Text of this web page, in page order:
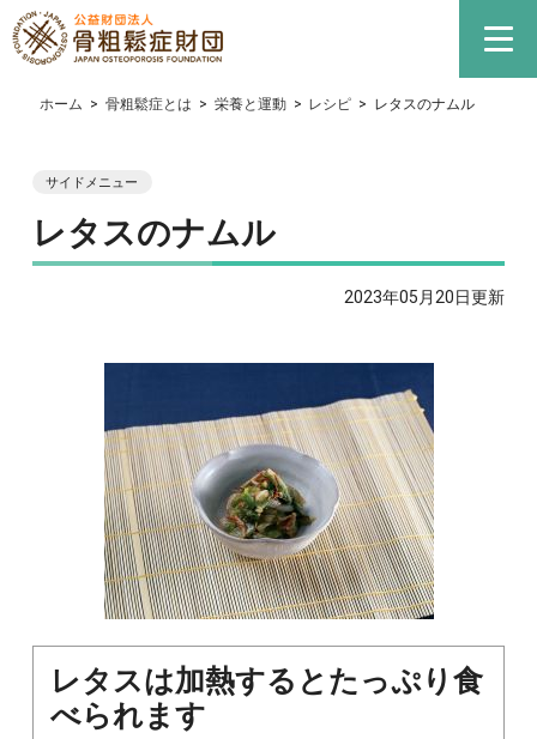
ホーム > 骨粗鬆症とは > 栄養と運動 > レシピ > レタスのナムル
サイドメニュー
レタスのナムル
2023年05月20日更新
レタスは加熱するとたっぷり食
べられます